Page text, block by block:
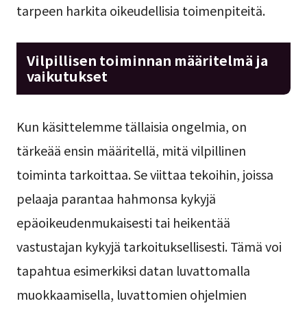
tarpeen harkita oikeudellisia toimenpiteitä.
Vilpillisen toiminnan määritelmä ja
vaikutukset
Kun käsittelemme tällaisia ongelmia, on
tärkeää ensin määritellä, mitä vilpillinen
toiminta tarkoittaa. Se viittaa tekoihin, joissa
pelaaja parantaa hahmonsa kykyjä
epäoikeudenmukaisesti tai heikentää
vastustajan kykyjä tarkoituksellisesti. Tämä voi
tapahtua esimerkiksi datan luvattomalla
muokkaamisella, luvattomien ohjelmien